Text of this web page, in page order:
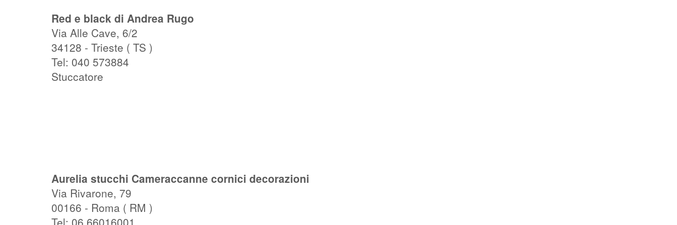
Red e black di Andrea Rugo
Via Alle Cave, 6/2
34128 - Trieste ( TS )
Tel: 040 573884
Stuccatore
Aurelia stucchi Cameraccanne cornici decorazioni
Via Rivarone, 79
00166 - Roma ( RM )
Tel: 06 66016001